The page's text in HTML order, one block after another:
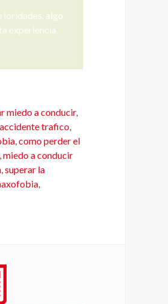
para
la puesta en
miedo a conducir,
accidente trafico,
,como perder el
,miedo a conducir
,superar la
,